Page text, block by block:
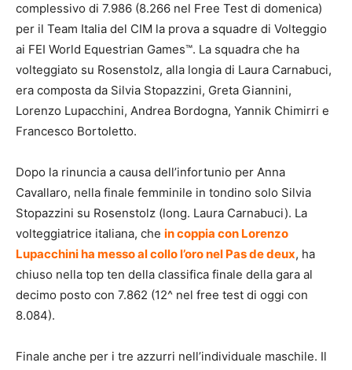
complessivo di 7.986 (8.266 nel Free Test di domenica)
per il Team Italia del CIM la prova a squadre di Volteggio
ai FEI World Equestrian Games™. La squadra che ha
volteggiato su Rosenstolz, alla longia di Laura Carnabuci,
era composta da Silvia Stopazzini, Greta Giannini,
Lorenzo Lupacchini, Andrea Bordogna, Yannik Chimirri e
Francesco Bortoletto.
Dopo la rinuncia a causa dell’infortunio per Anna
Cavallaro, nella finale femminile in tondino solo Silvia
Stopazzini su Rosenstolz (long. Laura Carnabuci). La
volteggiatrice italiana, che in coppia con Lorenzo
Lupacchini ha messo al collo l’oro nel Pas de deux, ha
chiuso nella top ten della classifica finale della gara al
decimo posto con 7.862 (12^ nel free test di oggi con
8.084).
Finale anche per i tre azzurri nell’individuale maschile. Il